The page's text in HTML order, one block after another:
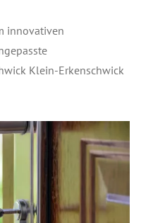
innovativen
Klein-Erkenschwick